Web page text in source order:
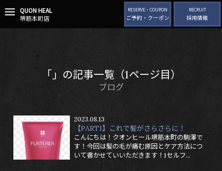
QUON HEAL
堺筋本町店
RESERVE・COUPON
ご予約・クーポン
RECRUIT
採用情報
「」の記事一覧（1ページ目）
ブログ
2023.08.13
【PART1】これで髪がさらさらに！
こんにちは！クオンヒール堺筋本町の駒澤で
す！今回は髪の毛が痛む原因とケア方法につ
いて書かせていいただきます！1セルフ...
t
g
a